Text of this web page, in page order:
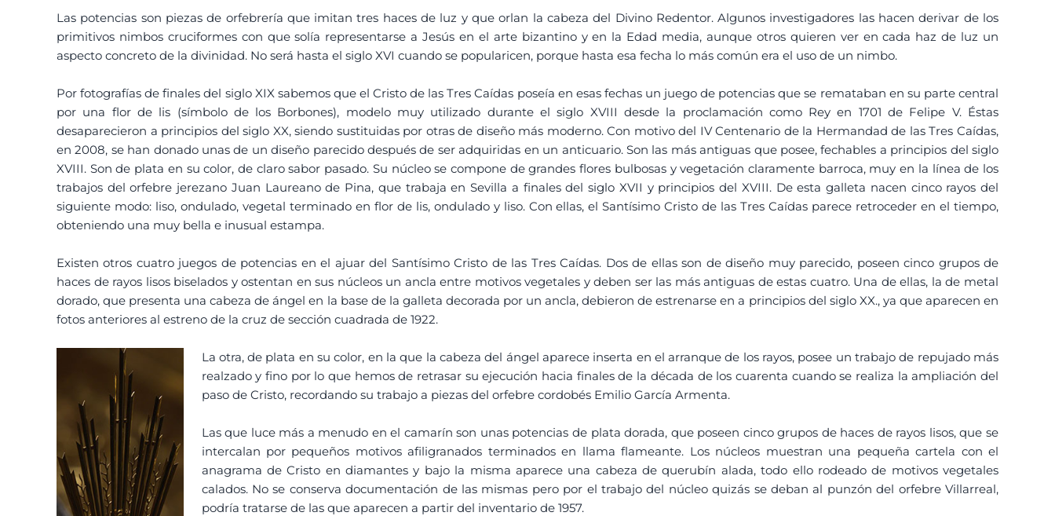
Las potencias son piezas de orfebrería que imitan tres haces de luz y que orlan la cabeza del Divino Redentor. Algunos investigadores las hacen derivar de los
primitivos nimbos cruciformes con que solía representarse a Jesús en el arte bizantino y en la Edad media, aunque otros quieren ver en cada haz de luz un
aspecto concreto de la divinidad. No será hasta el siglo XVI cuando se popularicen, porque hasta esa fecha lo más común era el uso de un nimbo.
Por fotografías de finales del siglo XIX sabemos que el Cristo de las Tres Caídas poseía en esas fechas un juego de potencias que se remataban en su parte central
por una flor de lis (símbolo de los Borbones), modelo muy utilizado durante el siglo XVIII desde la proclamación como Rey en 1701 de Felipe V. Éstas
desaparecieron a principios del siglo XX, siendo sustituidas por otras de diseño más moderno. Con motivo del IV Centenario de la Hermandad de las Tres Caídas,
en 2008, se han donado unas de un diseño parecido después de ser adquiridas en un anticuario. Son las más antiguas que posee, fechables a principios del siglo
XVIII. Son de plata en su color, de claro sabor pasado. Su núcleo se compone de grandes flores bulbosas y vegetación claramente barroca, muy en la línea de los
trabajos del orfebre jerezano Juan Laureano de Pina, que trabaja en Sevilla a finales del siglo XVII y principios del XVIII. De esta galleta nacen cinco rayos del
siguiente modo: liso, ondulado, vegetal terminado en flor de lis, ondulado y liso. Con ellas, el Santísimo Cristo de las Tres Caídas parece retroceder en el tiempo,
obteniendo una muy bella e inusual estampa.
Existen otros cuatro juegos de potencias en el ajuar del Santísimo Cristo de las Tres Caídas. Dos de ellas son de diseño muy parecido, poseen cinco grupos de
haces de rayos lisos biselados y ostentan en sus núcleos un ancla entre motivos vegetales y deben ser las más antiguas de estas cuatro. Una de ellas, la de metal
dorado, que presenta una cabeza de ángel en la base de la galleta decorada por un ancla, debieron de estrenarse en a principios del siglo XX., ya que aparecen en
fotos anteriores al estreno de la cruz de sección cuadrada de 1922.
La otra, de plata en su color, en la que la cabeza del ángel aparece inserta en el arranque de los rayos, posee un trabajo de repujado más
realzado y fino por lo que hemos de retrasar su ejecución hacia finales de la década de los cuarenta cuando se realiza la ampliación del
paso de Cristo, recordando su trabajo a piezas del orfebre cordobés Emilio García Armenta.
Las que luce más a menudo en el camarín son unas potencias de plata dorada, que poseen cinco grupos de haces de rayos lisos, que se
intercalan por pequeños motivos afiligranados terminados en llama flameante. Los núcleos muestran una pequeña cartela con el
anagrama de Cristo en diamantes y bajo la misma aparece una cabeza de querubín alada, todo ello rodeado de motivos vegetales
calados. No se conserva documentación de las mismas pero por el trabajo del núcleo quizás se deban al punzón del orfebre Villarreal,
podría tratarse de las que aparecen a partir del inventario de 1957.